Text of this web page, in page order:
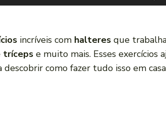
s
incríveis com halteres que
tríceps e muito mais. Esses exercícios
como fazer tudo isso em